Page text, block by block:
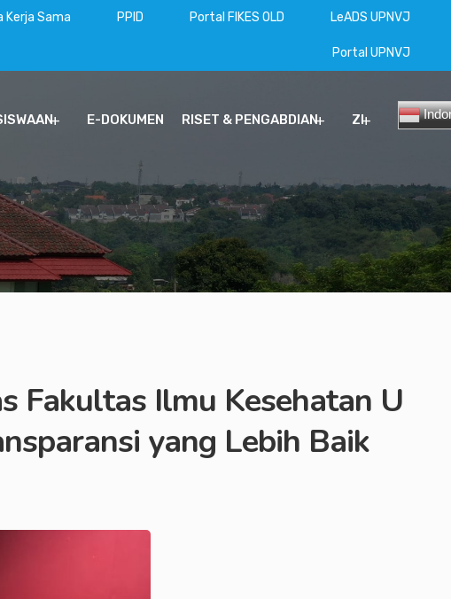
Kerja Sama PPID Portal FIKES OLD LeADS UPNVJ
Portal UPNVJ
E-DOKUMEN RISET & PENGABDIAN ZI
Fakultas Ilmu Kesehatan U
yang Lebih Baik